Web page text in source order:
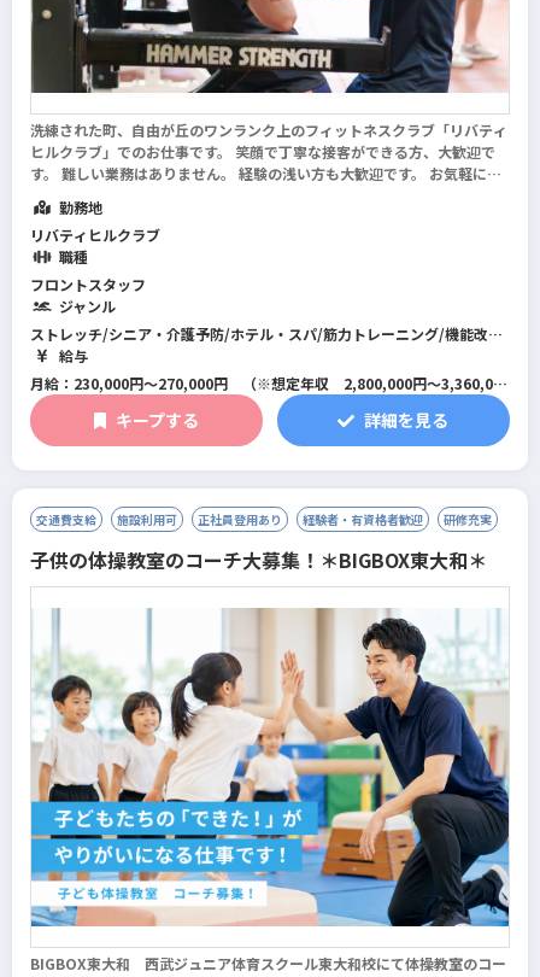
洗練された町、自由が丘のワンランク上のフィットネスクラブ「リバティ
ヒルクラブ」でのお仕事です。 笑顔で丁寧な接客ができる方、大歓迎で
す。 難しい業務はありません。 経験の浅い方も大歓迎です。 お気軽にご
を選べます（自己負担額500円...
勤務地
リバティヒルクラブ
職種
フロントスタッフ
ジャンル
ストレッチ/シニア・介護予防/ホテル・スパ/筋力トレーニング/機能改善
系/マネジメント･店舗運営/フィットネス全般/スイミング/パーソナルジ
ム/総合型フィットネスクラブ
給与
月給：230,000円～270,000円 （※想定年収 2,800,000円～3,360,000
円）
※研修期間は1ヶ月～最大3ヶ月で条件に変更はありません。
キープする 詳細を見る
交通費支給 施設利用可 正社員登用あり 経験者・有資格者歓迎 研修充実
子供の体操教室のコーチ大募集！＊BIGBOX東大和＊
BIGBOX東大和 西武ジュニア体育スクール東大和校にて体操教室のコー